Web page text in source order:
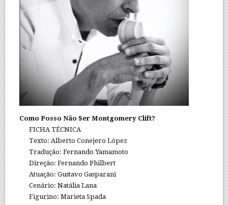
Como Posso Não Ser Montgomery Clift?
FICHA TÉCNICA
Texto: Alberto Conejero López
Tradução: Fernando Yamamoto
Direção: Fernando Philbert
Atuação: Gustavo Gasparani
Cenário: Natália Lana
Figurino: Marieta Spada